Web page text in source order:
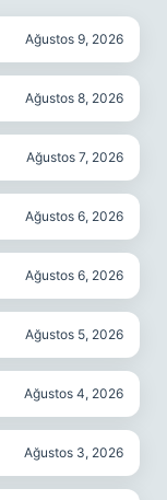
Ağustos 9, 2026
Ağustos 8, 2026
Ağustos 7, 2026
Ağustos 6, 2026
Ağustos 6, 2026
Ağustos 5, 2026
Ağustos 4, 2026
Ağustos 3, 2026